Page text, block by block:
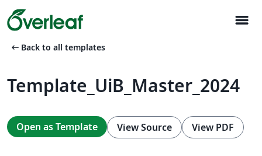
menu
arrow_left_alt Back to all templates
Template_UiB_Master_2024
Open as Template View Source View PDF